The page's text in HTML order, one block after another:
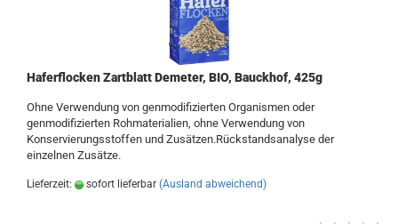
Haferflocken Zartblatt Demeter, BIO, Bauckhof, 425g
Ohne Verwendung von genmodifizierten Organismen oder
genmodifizierten Rohmaterialien, ohne Verwendung von
Konservierungsstoffen und Zusätzen.Rückstandsanalyse der
einzelnen Zusätze.
Lieferzeit: sofort lieferbar (Ausland abweichend)